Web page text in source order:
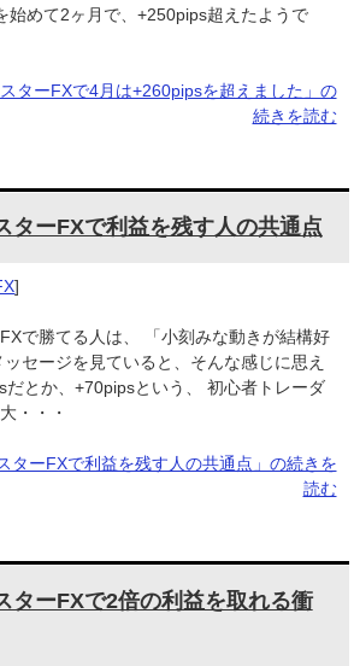
始めて2ヶ月で、+250pips超えたようで
スターFXで4月は+260pipsを超えました」の
続きを読む
ターFXで利益を残す人の共通点
]
で勝てる人は、 「小刻みな動きが結構好
セージを見ていると、そんな感じに思え
だとか、+70pipsという、 初心者トレーダ
・・・
ターFXで利益を残す人の共通点」の続きを
読む
ターFXで2倍の利益を取れる衝